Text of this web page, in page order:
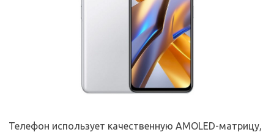
Телефон использует качественную AMOLED-матрицу,